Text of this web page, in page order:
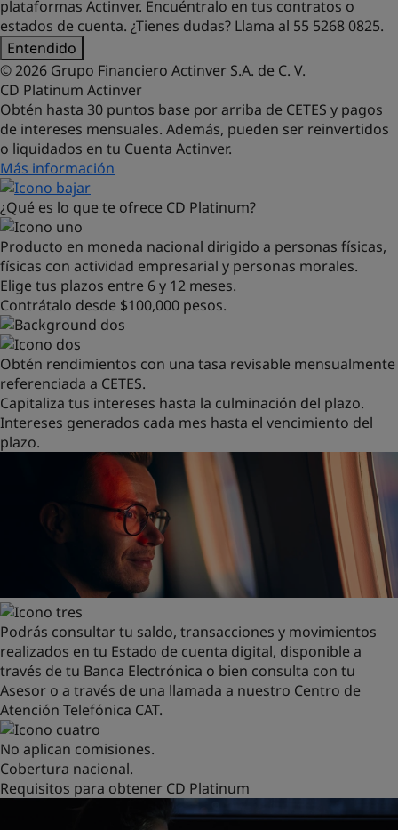
plataformas Actinver. Encuéntralo en tus contratos o
estados de cuenta. ¿Tienes dudas? Llama al 55 5268 0825.
Entendido
© 2026 Grupo Financiero Actinver S.A. de C. V.
CD Platinum Actinver
Obtén hasta 30 puntos base por arriba de CETES y pagos
de intereses mensuales. Además, pueden ser reinvertidos
o liquidados en tu Cuenta Actinver.
Más información
¿Qué es lo que te ofrece CD Platinum?
Producto en moneda nacional dirigido a personas físicas,
físicas con actividad empresarial y personas morales.
Elige tus plazos entre 6 y 12 meses.
Contrátalo desde $100,000 pesos.
Obtén rendimientos con una tasa revisable mensualmente
referenciada a CETES.
Capitaliza tus intereses hasta la culminación del plazo.
Intereses generados cada mes hasta el vencimiento del
plazo.
Podrás consultar tu saldo, transacciones y movimientos
realizados en tu Estado de cuenta digital, disponible a
través de tu Banca Electrónica o bien consulta con tu
Asesor o a través de una llamada a nuestro Centro de
Atención Telefónica CAT.
No aplican comisiones.
Cobertura nacional.
Requisitos para obtener CD Platinum